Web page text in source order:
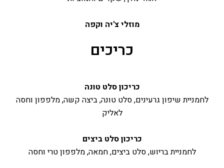
מוזלי צ'יה וקפה
כריכים
כריכון סלט טונה
לחמניית שיפון גרעינים, סלט טונה, ביצה קשה, מלפפון וחסה
לאליק
כריכון סלט ביצים
לחמניית בריוש, סלט ביצים, חמאה, מלפפון טרי וחסה